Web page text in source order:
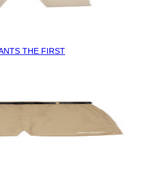
THE FIRST